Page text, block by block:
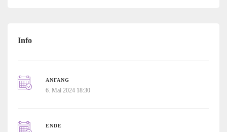
Info
ANFANG
6. Mai 2024 18:30
ENDE